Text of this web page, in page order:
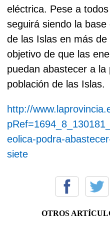
eléctrica. Pese a
seguirá siendo la
de las Islas en más de
objetivo de que las
puedan abastecer a
población de las Islas.
http://
eolica-podra-
siete
OTROS